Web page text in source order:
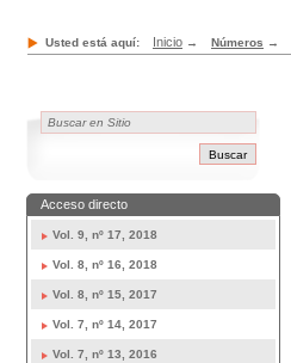
Usted está aquí: Inicio → Números →
Acceso directo
Vol. 9, nº 17, 2018
Vol. 8, nº 16, 2018
Vol. 8, nº 15, 2017
Vol. 7, nº 14, 2017
Vol. 7, nº 13, 2016